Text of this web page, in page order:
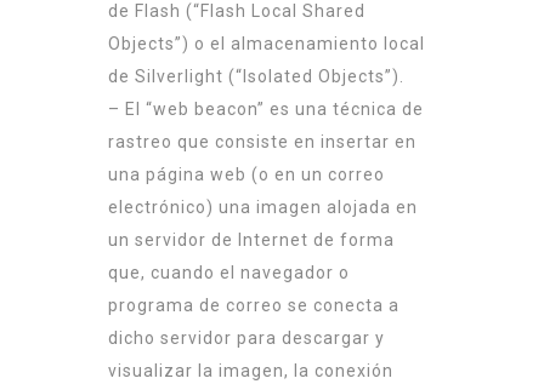
de Flash (“Flash Local Shared
Objects”) o el almacenamiento local
de Silverlight (“Isolated Objects”).
– El “web beacon” es una técnica de
rastreo que consiste en insertar en
una página web (o en un correo
electrónico) una imagen alojada en
un servidor de Internet de forma
que, cuando el navegador o
programa de correo se conecta a
dicho servidor para descargar y
visualizar la imagen, la conexión